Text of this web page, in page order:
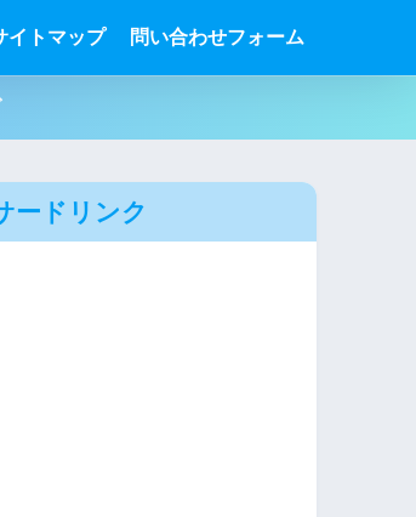
イトマップ 問い合わせフォーム
ードリンク